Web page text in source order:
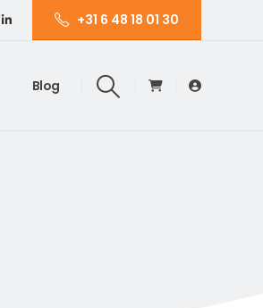
+31 6 48 18 01 30
Blog